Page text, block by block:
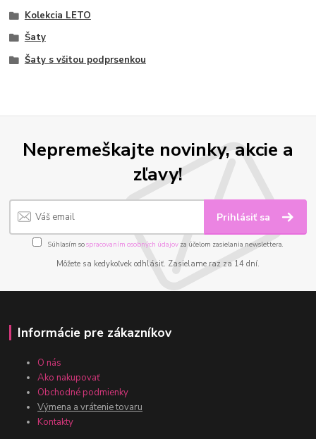
Kolekcia LETO
Šaty
Šaty s všitou podprsenkou
Nepremeškajte novinky, akcie a
zľavy!
Prihlásiť sa
Súhlasím sospracovaním osobných údajov za účelom zasielania newslettera.
Môžete sa kedykoľvek odhlásiť. Zasielame raz za 14 dní.
Informácie pre zákazníkov
O nás
Ako nakupovať
Obchodné podmienky
Výmena a vrátenie tovaru
Kontakty